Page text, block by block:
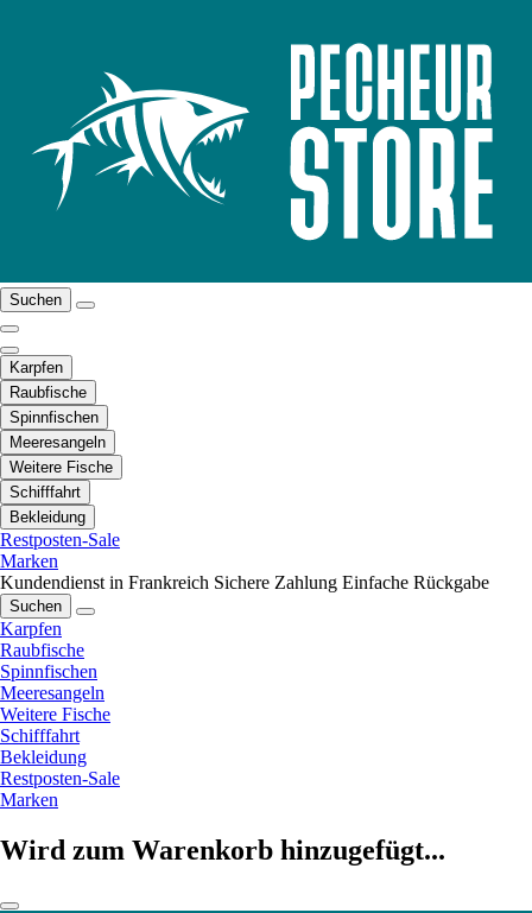
Suchen
Karpfen
Raubfische
Spinnfischen
Meeresangeln
Weitere Fische
Schifffahrt
Bekleidung
Restposten-Sale
Marken
Kundendienst in Frankreich Sichere Zahlung Einfache Rückgabe
Suchen
Karpfen
Raubfische
Spinnfischen
Meeresangeln
Weitere Fische
Schifffahrt
Bekleidung
Restposten-Sale
Marken
Wird zum Warenkorb hinzugefügt...